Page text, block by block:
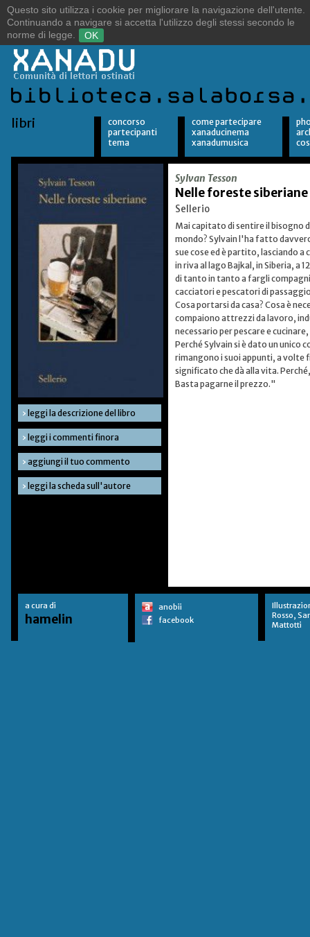
Sulle orme del vento.
Alla ricerca della libertà.
libri
concorso
partecipanti
tema
come partecipare
xanaducinema
xanadumusica
› leggi la descrizione del libro
› leggi i commenti finora
› aggiungi il tuo commento
› leggi la scheda sull'autore
Sylvan Tesson
Nelle foreste siberiane
Sellerio
Mai capitato di sentire il bisogno
mondo? Sylvain l'ha fatto
sue cose ed è partito, lasciando a
in riva al lago Bajkal, in Siberia, a
di tanto in tanto a fargli
cacciatori e pescatori di
Cosa portarsi da casa? Cosa è
compaiono attrezzi da lavoro,
necessario per pescare e
Perché Sylvain si è dato un unico
rimangono i suoi appunti, a volte
significato che dà alla vita.
Basta pagarne il prezzo."
a cura di
hamelin
anobii
facebook
Rosso,
Mattotti